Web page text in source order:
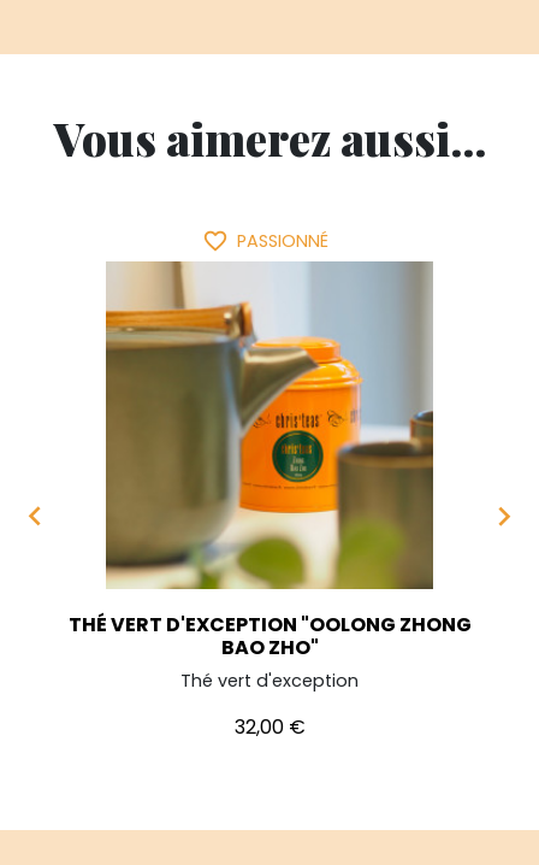
Vous aimerez aussi...

favorite_border PASSIONNÉ
THÉ VERT D'EXCEPTION "OOLONG ZHONG
BAO ZHO"
Thé vert d'exception
Prix
32,00 €
